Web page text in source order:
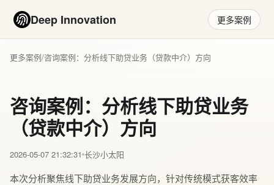
Deep Innovation 更多案例
更多案例/咨询案例：分析线下助贷业务（贷款中介）方向
咨询案例：分析线下助贷业务
（贷款中介）方向
2026-05-07 21:32:31 长沙小太阳
本次分析聚焦线下助贷业务发展方向，针对传统模式获客效率